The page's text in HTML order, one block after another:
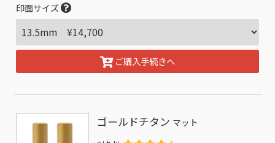
印面サイズ
ご購入手続きへ
ゴールドチタン マット